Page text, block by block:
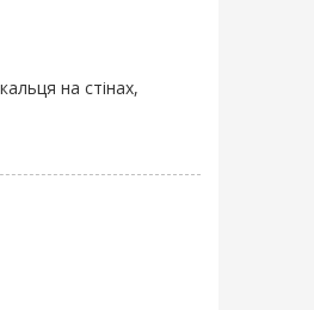
на стінах,